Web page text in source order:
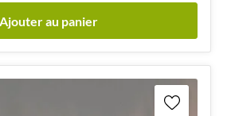
Ajouter au panier